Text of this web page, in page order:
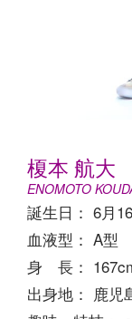
榎本 航大
ENOMOTO
誕生日： 6月
血液型： A型
身 長：
出身地： 鹿児